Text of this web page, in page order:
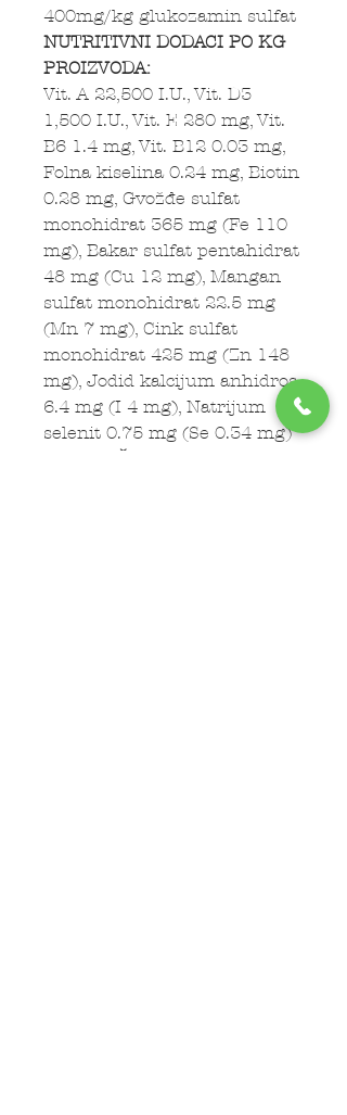
400mg/kg glukozamin sulfat
NUTRITIVNI DODACI PO KG
PROIZVODA:
Vit. A 22,500 I.U., Vit. D3
1,500 I.U., Vit. E 280 mg, Vit.
B6 1.4 mg, Vit. B12 0.03 mg,
Folna kiselina 0.24 mg, Biotin
0.28 mg, Gvožđe sulfat
monohidrat 365 mg (Fe 110
mg), Bakar sulfat pentahidrat
48 mg (Cu 12 mg), Mangan
sulfat monohidrat 22.5 mg
(Mn 7 mg), Cink sulfat
monohidrat 425 mg (Zn 148
mg), Jodid kalcijum anhidros
6.4 mg (I 4 mg), Natrijum
selenit 0.75 mg (Se 0.34 mg)